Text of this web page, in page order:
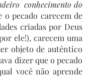
conhecimento do
o pecado carecem de
criadas por Deus
ele!), carecem uma
objeto de autêntico
dizer que o pecado
você não aprende